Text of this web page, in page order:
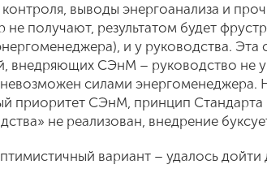
выводы энергоанализа и
получают, результатом будет
и у руководства. Эта
внедряющих СЭнМ – руководство не
невозможен силами энергоменеджера.
приоритет СЭнМ, принцип Стандарта
не реализован, внедрение
вариант – удалось